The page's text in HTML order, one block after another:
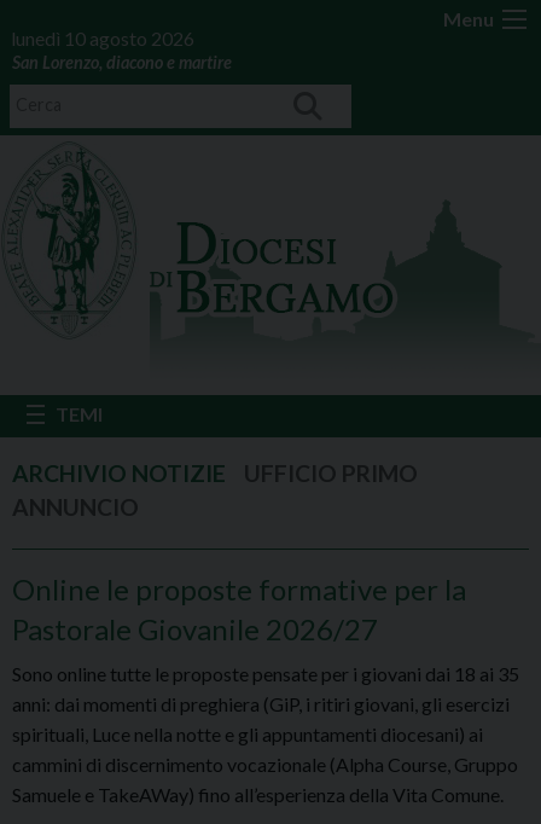
Menu
lunedì 10 agosto 2026
San Lorenzo, diacono e martire
Online le proposte formative per la
Pastorale Giovanile 2026/27
Sono online tutte le proposte pensate per i giovani dai 18 ai 35
anni: dai momenti di preghiera (GiP, i ritiri giovani, gli esercizi
spirituali, Luce nella notte e gli appuntamenti diocesani) ai
cammini di discernimento vocazionale (Alpha Course, Gruppo
Samuele e TakeAWay) fino all’esperienza della Vita Comune.